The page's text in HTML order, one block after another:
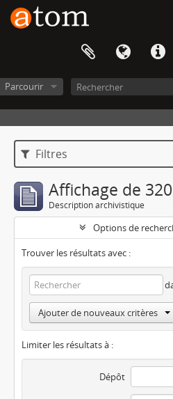
Parcourir
Filtres
Affichage de
Description archivistique
Options de
Trouver les résultats avec :
Ajouter de nouveaux critères
Limiter les résultats à :
Dépôt